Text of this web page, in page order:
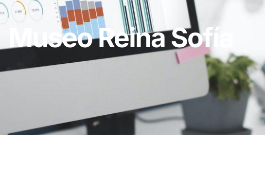
Museo Reina Sofía